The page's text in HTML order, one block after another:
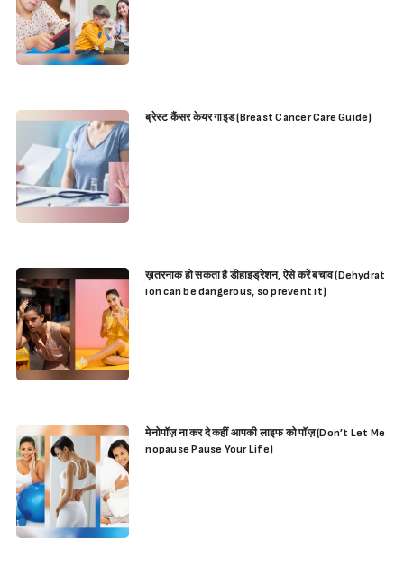
ब्रेस्ट कैंसर केयर गाइड (Breast Cancer Care Guide)
ख़तरनाक हो सकता है डीहाइड्रेशन, ऐसे करें बचाव (Dehydrat
ion can be dangerous, so prevent it)
मेनोपॉज़ ना कर दे कहीं आपकी लाइफ को पॉज़ (Don’t Let Me
nopause Pause Your Life)